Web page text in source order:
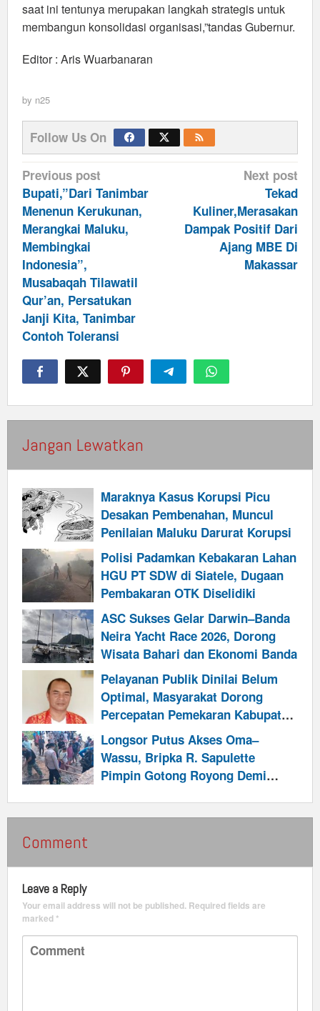
saat ini tentunya merupakan langkah strategis untuk
membangun konsolidasi organisasi,”tandas Gubernur.
Editor : Aris Wuarbanaran
by n25
Follow Us On
Post
navigation
Previous post
Bupati,”Dari Tanimbar
Menenun Kerukunan,
Merangkai Maluku,
Membingkai
Indonesia”,
Musabaqah Tilawatil
Qur’an, Persatukan
Janji Kita, Tanimbar
Contoh Toleransi
Next post
Tekad
Kuliner,Merasakan
Dampak Positif Dari
Ajang MBE Di
Makassar
Jangan Lewatkan
Maraknya Kasus Korupsi Picu
Desakan Pembenahan, Muncul
Penilaian Maluku Darurat Korupsi
Polisi Padamkan Kebakaran Lahan
HGU PT SDW di Siatele, Dugaan
Pembakaran OTK Diselidiki
ASC Sukses Gelar Darwin–Banda
Neira Yacht Race 2026, Dorong
Wisata Bahari dan Ekonomi Banda
Pelayanan Publik Dinilai Belum
Optimal, Masyarakat Dorong
Percepatan Pemekaran Kabupaten
Talabatai
Longsor Putus Akses Oma–
Wassu, Bripka R. Sapulette
Pimpin Gotong Royong Demi
Comment
Leave a Reply
Your email address will not be published. Required fields are
marked*